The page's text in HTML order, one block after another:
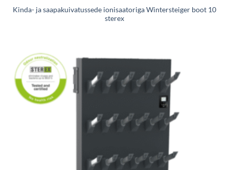
Kinda- ja saapakuivatussede ionisaatoriga Wintersteiger boot 10
sterex